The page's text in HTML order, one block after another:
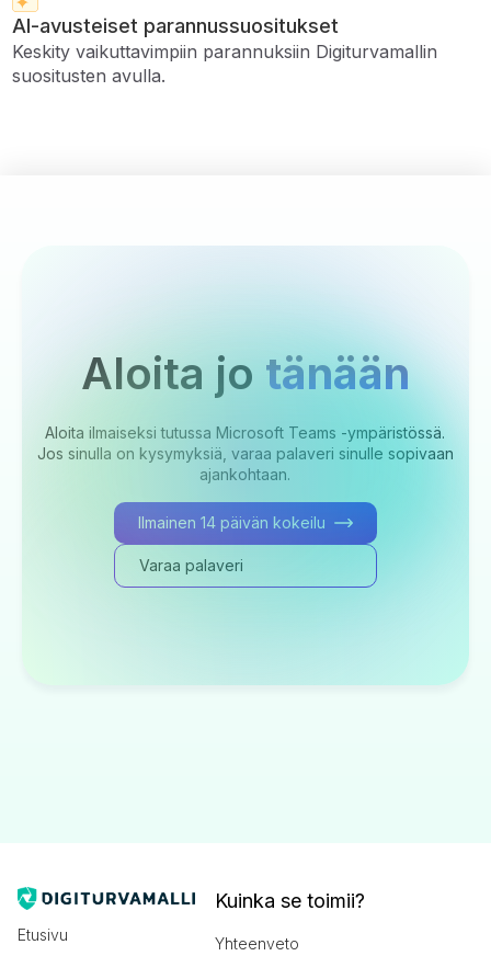
AI-avusteiset parannussuositukset
Keskity vaikuttavimpiin parannuksiin Digiturvamallin
suositusten avulla.
Aloita jo tänään
Aloita ilmaiseksi tutussa Microsoft Teams -ympäristössä.
Jos sinulla on kysymyksiä, varaa palaveri sinulle sopivaan
ajankohtaan.
Ilmainen 14 päivän kokeilu
Varaa palaveri
Etusivu
Kuinka se toimii?
Yhteenveto